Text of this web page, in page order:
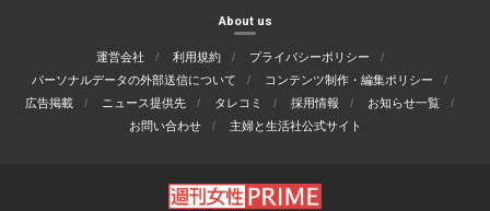
About us
運営会社 利用規約
プライバシーポリシー
パーソナルデータの外部送信について
コンテンツ制作・編集ポリシー
広告掲載
ニュース提供先 タレコミ 採用情報
お知らせ一覧
お問い合わせ
主婦と生活社公式サイト